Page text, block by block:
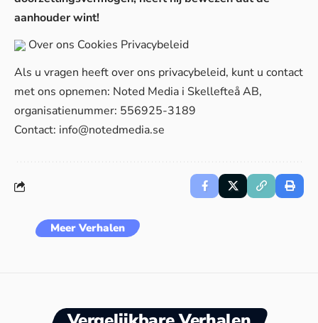
aanhouder wint!
Over ons Cookies Privacybeleid
Als u vragen heeft over ons privacybeleid, kunt u contact
met ons opnemen: Noted Media i Skellefteå AB,
organisatienummer: 556925-3189
Contact: info@notedmedia.se
Meer Verhalen